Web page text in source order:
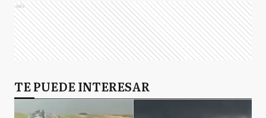
Ads
TE PUEDE INTERESAR